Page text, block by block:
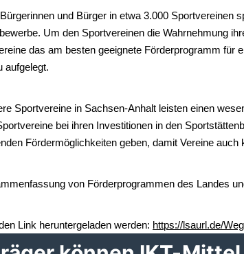
und Bürger in etwa 3.000
Um den Sportvereinen die Wahrnehmung
das am besten geeignete Förderprogramm
aufgelegt.
Sportvereine in Sachsen-Anhalt leisten einen
bei ihren Investitionen in den
Fördermöglichkeiten geben, damit Vereine
von Förderprogrammen des Landes
Link heruntergeladen werden: https://lsaurl.de/